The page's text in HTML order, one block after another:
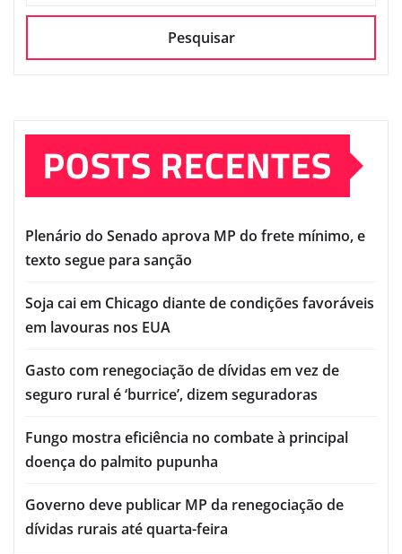
Pesquisar
POSTS RECENTES
Plenário do Senado aprova MP do frete mínimo, e
texto segue para sanção
Soja cai em Chicago diante de condições favoráveis
em lavouras nos EUA
Gasto com renegociação de dívidas em vez de
seguro rural é ‘burrice’, dizem seguradoras
Fungo mostra eficiência no combate à principal
doença do palmito pupunha
Governo deve publicar MP da renegociação de
dívidas rurais até quarta-feira